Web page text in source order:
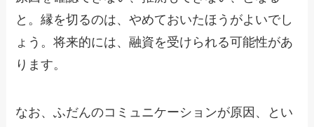
と。縁を切るのは、やめておいたほうがよいでし
ょう。将来的には、融資を受けられる可能性があ
ります。
なお、ふだんのコミュニケーションが原因、とい